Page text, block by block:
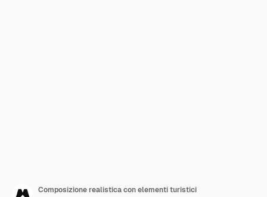
Composizione realistica con elementi turistici